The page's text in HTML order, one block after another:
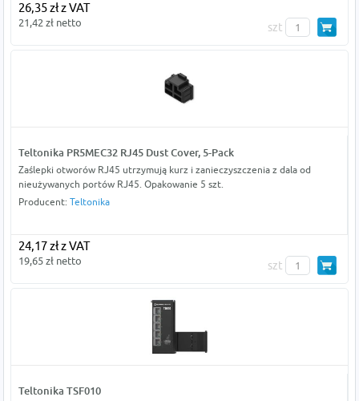
26,35 zł z VAT
21,42 zł netto szt
Teltonika PR5MEC32 RJ45 Dust Cover, 5-Pack
Zaślepki otworów RJ45 utrzymują kurz i zanieczyszczenia z dala od
nieużywanych portów RJ45. Opakowanie 5 szt.
Producent: Teltonika
24,17 zł z VAT
19,65 zł netto szt
Teltonika TSF010